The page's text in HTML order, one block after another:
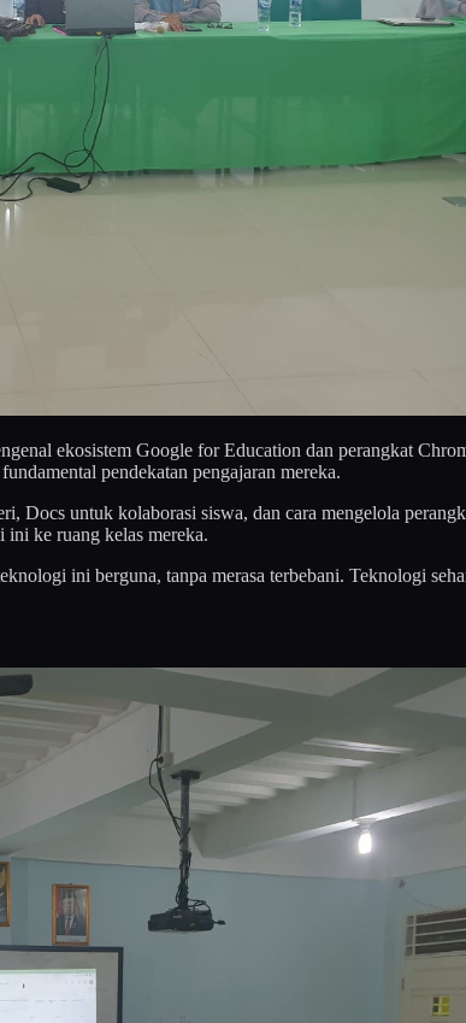
ekosistem Google for Education dan perangkat
pendekatan pengajaran mereka.
untuk kolaborasi siswa, dan cara mengelola
ini ke ruang kelas mereka.
ini berguna, tanpa merasa terbebani. Teknologi